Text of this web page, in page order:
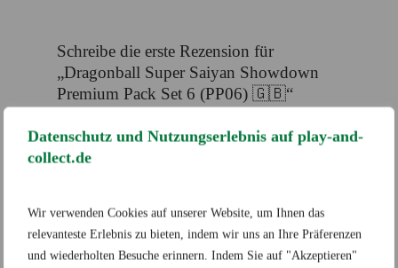
Datenschutz und Nutzungserlebnis auf play-and-
collect.de
Wir verwenden Cookies auf unserer Website, um Ihnen das
relevanteste Erlebnis zu bieten, indem wir uns an Ihre Präferenzen
und wiederholten Besuche erinnern. Indem Sie auf "Akzeptieren"
Schreibe die erste Rezension für
„Dragonball Super Saiyan Showdown
Premium Pack Set 6 (PP06) 🇬🇧“
Erforderliche Felder sind mit
markiert
Deine Rezension*